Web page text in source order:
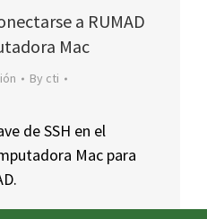
a RUMAD
Mac
By cti
de SSH en el
Mac para